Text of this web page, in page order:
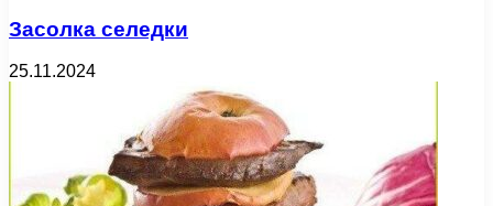
Засолка селедки
25.11.2024